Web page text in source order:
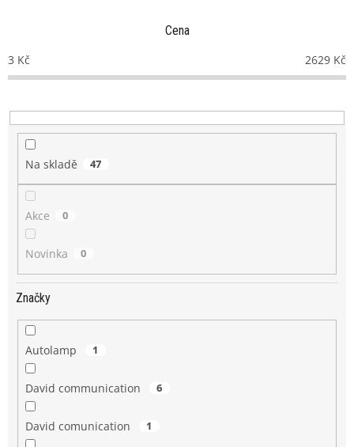
o
d
k
t
Cena
3 Kč 2629 Kč
Na skladě 47
Akce 0
Novinka 0
Značky
Autolamp 1
David communication 6
David comunication 1